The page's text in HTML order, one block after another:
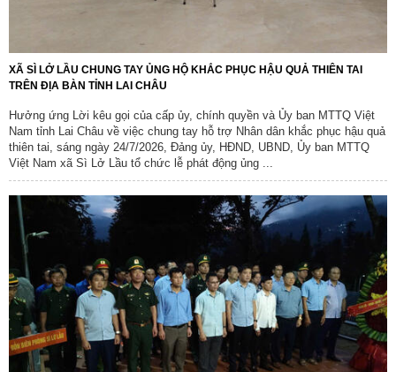
XÃ SÌ LỞ LẦU CHUNG TAY ỦNG HỘ KHẮC PHỤC HẬU QUẢ THIÊN TAI
TRÊN ĐỊA BÀN TỈNH LAI CHÂU
Hưởng ứng Lời kêu gọi của cấp ủy, chính quyền và Ủy ban MTTQ Việt
Nam tỉnh Lai Châu về việc chung tay hỗ trợ Nhân dân khắc phục hậu quả
thiên tai, sáng ngày 24/7/2026, Đảng ủy, HĐND, UBND, Ủy ban MTTQ
Việt Nam xã Sì Lở Lầu tổ chức lễ phát động ủng ...